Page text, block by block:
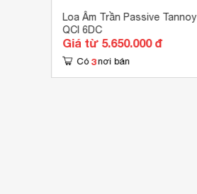
Loa Âm Trần Passive Tannoy
QCI 6DC
Giá từ 5.650.000 đ
Có 3 nơi bán